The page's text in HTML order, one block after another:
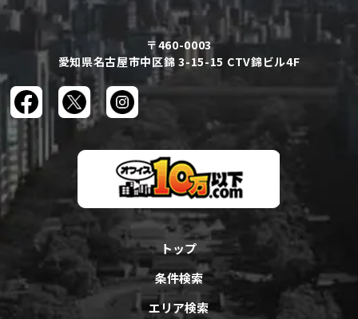
〒460-0003
愛知県名古屋市中区錦 3-15-15 CTV錦ビル4F
トップ
条件検索
エリア検索